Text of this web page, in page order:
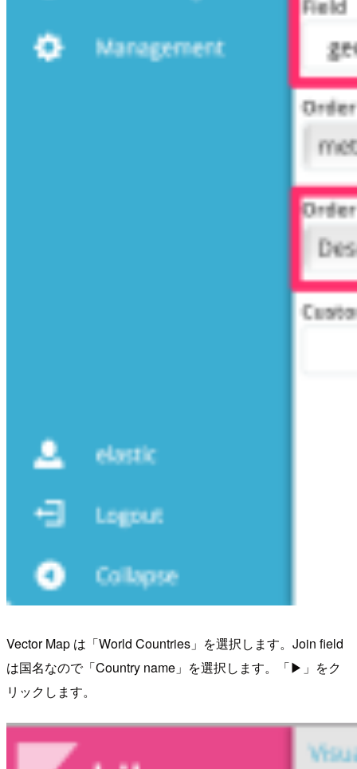
Vector Map は「World Countries」を選択します。Join field
は国名なので「Country name」を選択します。「▶」をク
リックします。